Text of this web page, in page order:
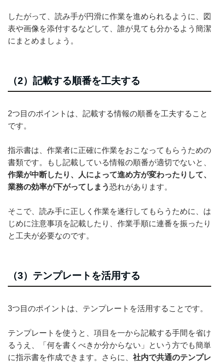
したがって、読み手が円滑に作業を進められるように、図
表や画像を添付するなどして、誰が見ても分かるよう簡潔
にまとめましょう。
（2）記載する順番を工夫する
2つ目のポイントは、記載する情報の順番を工夫すること
です。
指示書は、作業者に正確に作業をおこなってもらうための
書類です。もし記載している情報の順番が適切でないと、
作業が中断したり、人によって進め方が変わったりして、
業務の効率が下がってしまう恐れがあります。
そこで、読み手に正しく作業を遂行してもらうために、は
じめに注意事項を記載したり、作業手順に連番を振ったり
と工夫が必要なのです。
（3）テンプレートを活用する
3つ目のポイントは、テンプレートを活用することです。
テンプレートを使うと、項目を一から記載する手間を省け
るうえ、「何を書くべきか分からない」という方でも簡単
に指示書を作成できます。さらに、 社内で共通のテンプレ